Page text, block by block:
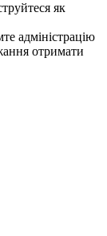
як
адміністрацію
отримати